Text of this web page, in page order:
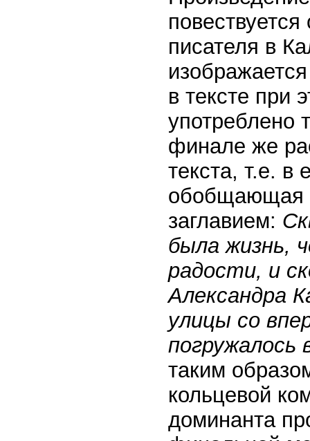
писателя в
в тексте при
употреблено
финале же
текста, т.е. в
обобщающая
заглавием:
была жизнь,
радости, и
Александра
улицы со
погружалось
таким
кольцевой
доминанта